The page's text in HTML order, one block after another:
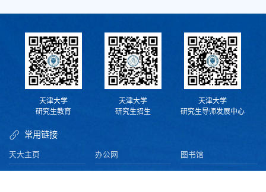
天津大学
研究生教育
天津大学
研究生招生
天津大学
研究生导师发展中心
常用链接
天大主页 办公网 图书馆